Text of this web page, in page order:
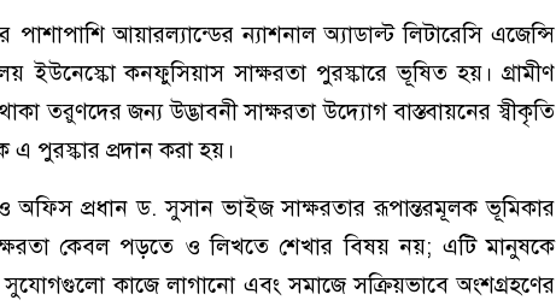
পাশাপাশি আয়ারল্যান্ডের ন্যাশনাল অ্যাডাল্ট লিটারেসি এজেন্সি
ইউনেস্কো কনফুসিয়াস সাক্ষরতা পুরস্কারে ভূষিত হয়। গ্রামীণ
তরুণদের জন্য উদ্ভাবনী সাক্ষরতা উদ্যোগ বাস্তবায়নের স্বীকৃতি
এ পুরস্কার প্রদান করা হয়।
ও অফিস প্রধান ড. সুসান ভাইজ সাক্ষরতার রূপান্তরমূলক ভূমিকার
কেবল পড়তে ও লিখতে শেখার বিষয় নয়; এটি মানুষকে
সুযোগগুলো কাজে লাগানো এবং সমাজে সক্রিয়ভাবে অংশগ্রহণের